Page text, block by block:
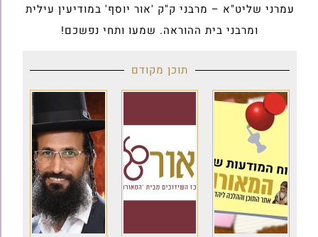
עמרני שליט"א – מרבני ק"ק 'אור יוסף' במודיעין עילית
ומרבני בית ההוראה. שמעו ותחי נפשכם!
תוכן מקודם